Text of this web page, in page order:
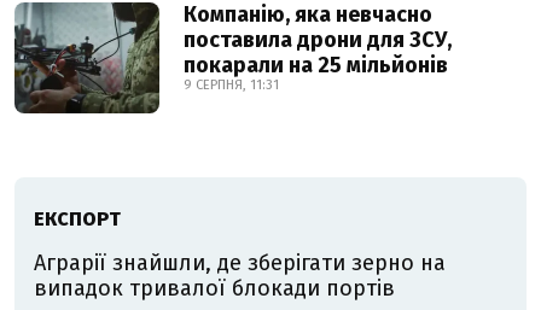
Компанію, яка невчасно
поставила дрони для ЗСУ,
покарали на 25 мільйонів
9 СЕРПНЯ, 11:31
ЕКСПОРТ
Аграрії знайшли, де зберігати зерно на
випадок тривалої блокади портів